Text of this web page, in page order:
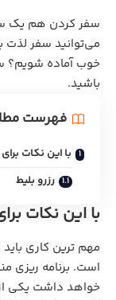
سفر کردن هم یک
می‌توانید سفر لذت
خوب آماده شویم؟
باشید.
فهرست
با این نکات
رزرو بلیط
با این نکات
مهم ترین کاری
است. برنامه ریزی
خواهد داشت یکی